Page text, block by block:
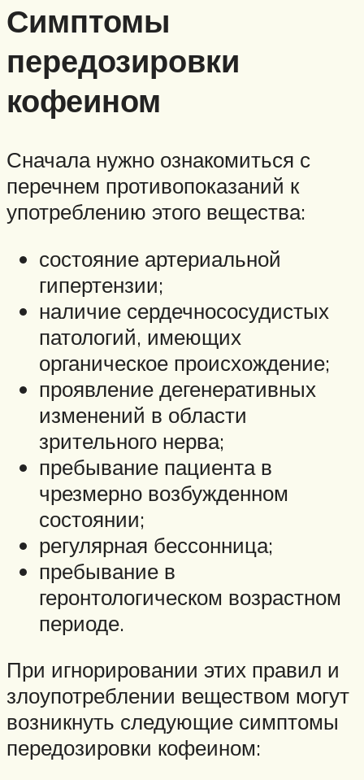
Симптомы
передозировки
кофеином
Сначала нужно ознакомиться с
перечнем противопоказаний к
употреблению этого вещества:
состояние артериальной
гипертензии;
наличие сердечнососудистых
патологий, имеющих
органическое происхождение;
проявление дегенеративных
изменений в области
зрительного нерва;
пребывание пациента в
чрезмерно возбужденном
состоянии;
регулярная бессонница;
пребывание в
геронтологическом возрастном
периоде.
При игнорировании этих правил и
злоупотреблении веществом могут
возникнуть следующие симптомы
передозировки кофеином: